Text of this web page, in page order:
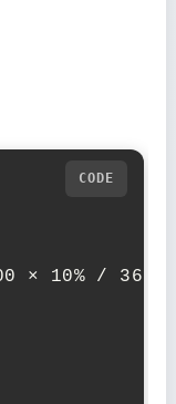
× 10% / 365